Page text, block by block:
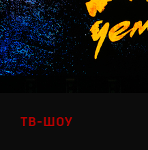
ТВ-ШОУ